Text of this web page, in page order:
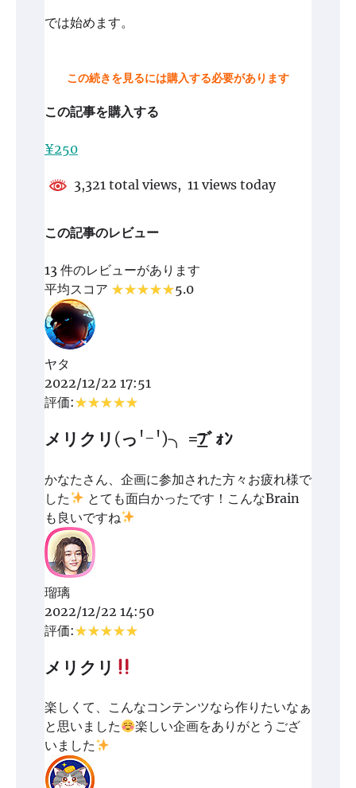
では始めます。
この続きを見るには購入する必要があります
この記事を購入する
¥250
3,321 total views, 11 views today
この記事のレビュー
13 件のレビューがあります
平均スコア
5.0
ヤタ
2022/12/22 17:51
評価:
メリクリ(っ'-')╮ =͟͟͞͞ﾌﾞｫﾝ
かなたさん、企画に参加された方々お疲れ様で
した
とても面白かったです！こんなBrain
も良いですね
瑠璃
2022/12/22 14:50
評価:
メリクリ
楽しくて、こんなコンテンツなら作りたいなぁ
と思いました
楽しい企画をありがとうござ
いました